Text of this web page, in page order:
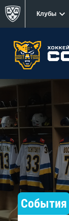
Клубы
События